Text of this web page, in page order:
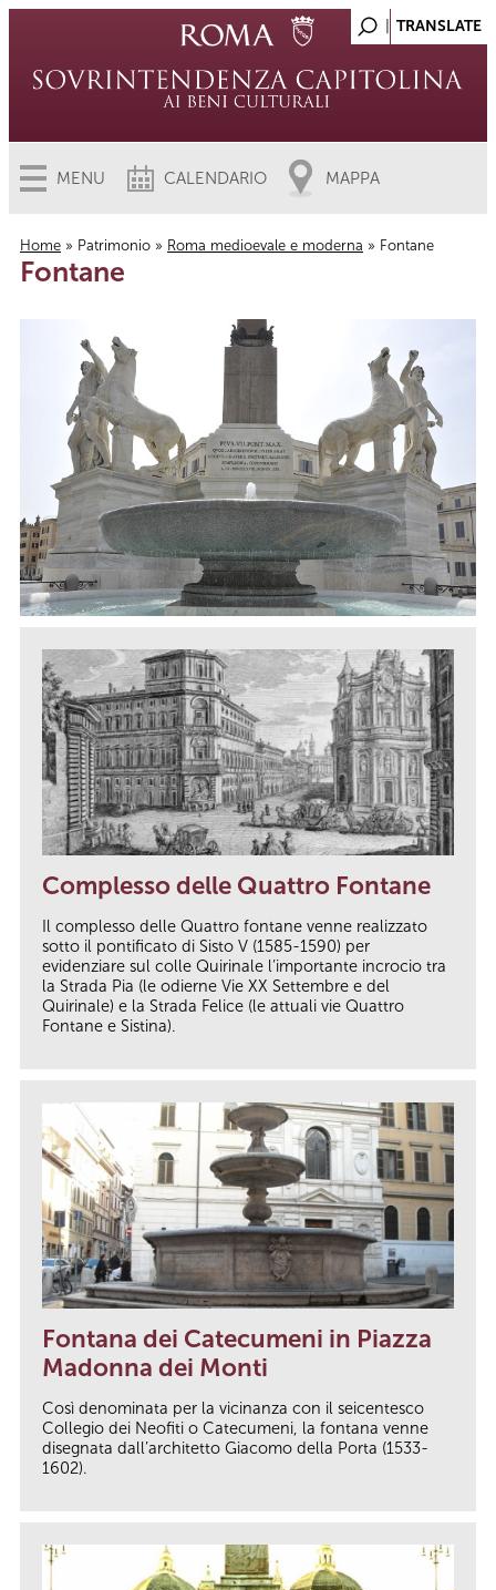
MENU CALENDARIO MAPPA
Tu sei qui
Home » Patrimonio » Roma medioevale e moderna » Fontane
Fontane
Complesso delle Quattro Fontane
Il complesso delle Quattro fontane venne realizzato
sotto il pontificato di Sisto V (1585-1590) per
evidenziare sul colle Quirinale l’importante incrocio tra
la Strada Pia (le odierne Vie XX Settembre e del
Quirinale) e la Strada Felice (le attuali vie Quattro
Fontane e Sistina).
Fontana dei Catecumeni in Piazza
Madonna dei Monti
Così denominata per la vicinanza con il seicentesco
Collegio dei Neofiti o Catecumeni, la fontana venne
disegnata dall’architetto Giacomo della Porta (1533-
1602).